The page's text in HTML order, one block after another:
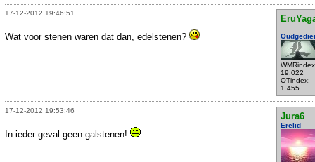
17-12-2012 19:46:51
19.022
OTindex:
1.455
Wat voor stenen waren dat dan, edelstenen?
17-12-2012 19:53:46
Jura6
Erelid
In ieder geval geen galstenen!